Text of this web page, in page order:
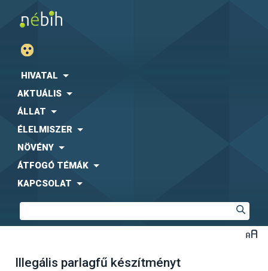
HIVATAL
AKTUÁLIS
ÁLLAT
ÉLELMISZER
NÖVÉNY
ÁTFOGÓ TÉMÁK
KAPCSOLAT
Illegális parlagfű készítményt